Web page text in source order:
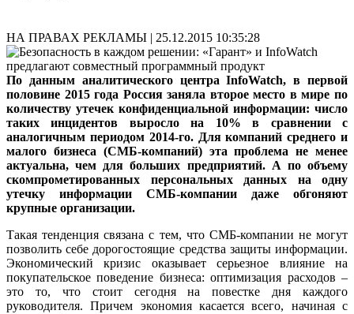
НА ПРАВАХ РЕКЛАМЫ | 25.12.2015 10:35:28
По данным аналитического центра InfoWatch, в первой
половине 2015 года Россия заняла второе место в мире по
количеству утечек конфиденциальной информации: число
таких инцидентов выросло на 10% в сравнении с
аналогичным периодом 2014-го. Для компаний среднего и
малого бизнеса (СМБ-компаний) эта проблема не менее
актуальна, чем для больших предприятий. А по объему
скомпрометированных персональных данных на одну
утечку информации СМБ-компании даже обгоняют
крупные организации.
Такая тенденция связана с тем, что СМБ-компании не могут
позволить себе дорогостоящие средства защиты информации.
Экономический кризис оказывает серьезное влияние на
покупательское поведение бизнеса: оптимизация расходов –
это то, что стоит сегодня на повестке дня каждого
руководителя. Причем экономия касается всего, начиная с